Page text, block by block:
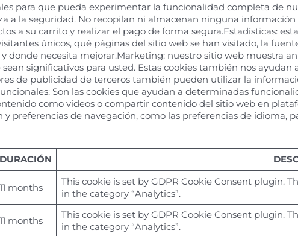
para que pueda experimentar la funcionalidad completa de
a la seguridad. No recopilan ni almacenan ninguna
a su carrito y realizar el pago de forma segura.Estadísticas:
únicos, qué páginas del sitio web se han visitado, la
donde necesita mejorar.Marketing: nuestro sitio web muestra
significativos para usted. Estas cookies también nos
de publicidad de terceros también pueden utilizar la
Son las cookies que ayudan a determinadas
como videos o compartir contenido del sitio web en
preferencias de navegación, como las preferencias de idioma,
DURACIÓN
11 months
This cookie is set by GDPR Cookie Consent plugin.
in the category “Analytics”.
11 months
This cookie is set by GDPR Cookie Consent plugin.
in the category “Analytics”.